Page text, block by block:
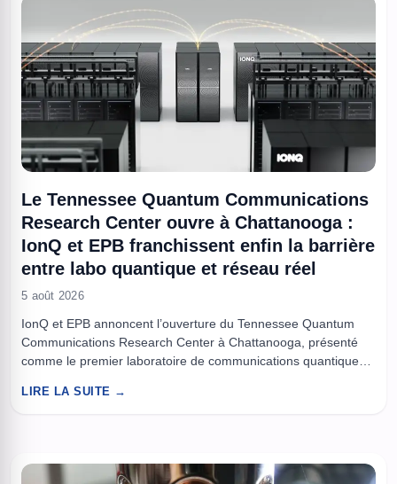
Le Tennessee Quantum Communications
Research Center ouvre à Chattanooga :
IonQ et EPB franchissent enfin la barrière
entre labo quantique et réseau réel
5 août 2026
IonQ et EPB annoncent l’ouverture du Tennessee Quantum
Communications Research Center à Chattanooga, présenté
comme le premier laboratoire de communications quantiques
conditions réelles. L’objectif est de développer des mémoires
LIRE LA SUITE →